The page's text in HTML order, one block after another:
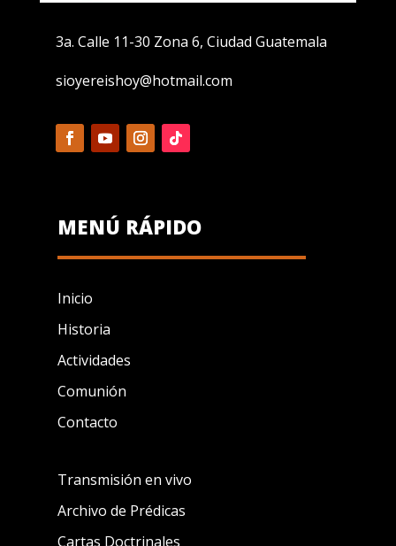
3a. Calle 11-30 Zona 6, Ciudad Guatemala
sioyereishoy@hotmail.com
MENÚ RÁPIDO
Inicio
Historia
Actividades
Comunión
Contacto
Transmisión en vivo
Archivo de Prédicas
Cartas Doctrinales